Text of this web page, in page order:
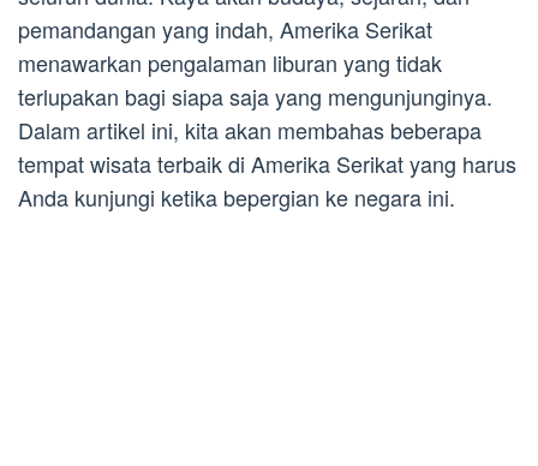
pemandangan yang indah, Amerika Serikat
menawarkan pengalaman liburan yang tidak
terlupakan bagi siapa saja yang mengunjunginya.
Dalam artikel ini, kita akan membahas beberapa
tempat wisata terbaik di Amerika Serikat yang harus
Anda kunjungi ketika bepergian ke negara ini.